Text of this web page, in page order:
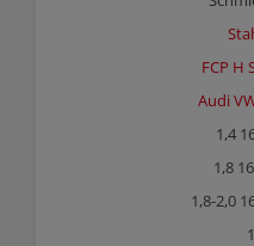
FCP H
Audi
1,4
1,8
1,8-2,0